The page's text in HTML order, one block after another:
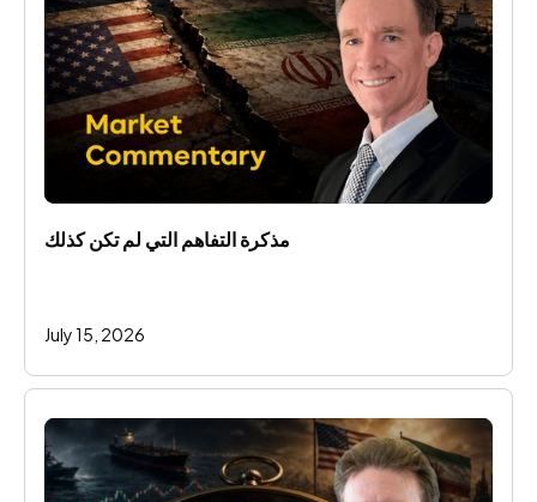
مذكرة التفاهم التي لم تكن كذلك
July 15, 2026